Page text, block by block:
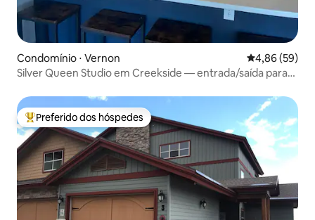
Condomínio ⋅ Vernon 4,86 de uma
4,86 (59)
Silver Queen Studio em Creekside — entrada/saída para
Entre os melhores preferidos dos hóspedes
Preferido dos hóspedes